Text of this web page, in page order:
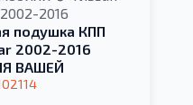
2002-2016
подушка КПП
2002-2016
ВАШЕЙ